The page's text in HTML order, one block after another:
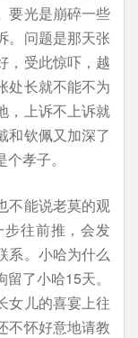
要光是崩碎一些
。问题是那天张
，受此惊吓，越
处长就不能不为
，上诉不上诉就
和钦佩又加深了
孝子。
不能说老莫的观
往前推，会发
系。小哈为什么
了小哈15天。
女儿的喜宴上往
不怀好意地请教